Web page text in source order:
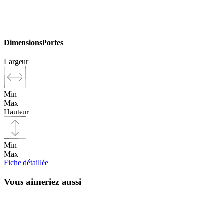
DimensionsPortes
Largeur
Min
Max
Hauteur
Min
Max
Fiche détaillée
Vous aimeriez aussi